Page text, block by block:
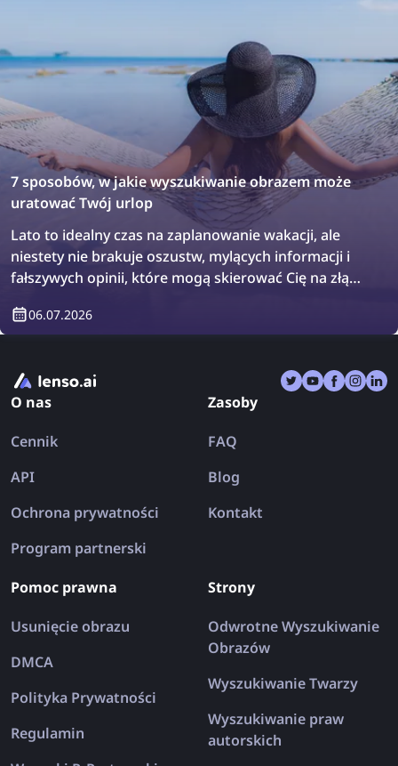
7 sposobów, w jakie wyszukiwanie obrazem może
uratować Twój urlop
Lato to idealny czas na zaplanowanie wakacji, ale
niestety nie brakuje oszustw, mylących informacji i
fałszywych opinii, które mogą skierować Cię na złą
bardziej rozczarowany niż przed wyjazdem. Sprawdź,
jak wyszukiwanie obrazem może raz na zawsze
06.07.2026
O nas
Cennik
API
Ochrona prywatności
Program partnerski
Zasoby
FAQ
Blog
Kontakt
Pomoc prawna
Usunięcie obrazu
DMCA
Polityka Prywatności
Regulamin
Strony
Odwrotne Wyszukiwanie
Obrazów
Wyszukiwanie Twarzy
Wyszukiwanie praw
autorskich